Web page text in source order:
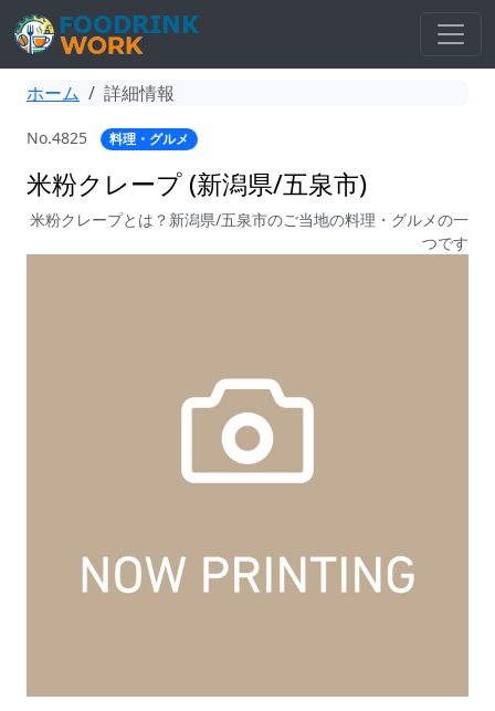
ホーム 詳細情報
No.4825 料理・グルメ
米粉クレープ (新潟県/五泉市)
米粉クレープとは？新潟県/五泉市のご当地の料理・グルメの一
つです